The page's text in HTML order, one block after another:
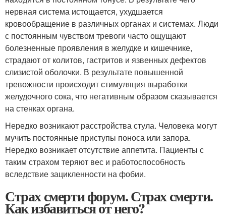
нервная система истощается, ухудшается
кровообращение в различных органах и системах. Люди
с постоянным чувством тревоги часто ощущают
болезненные проявления в желудке и кишечнике,
страдают от колитов, гастритов и язвенных дефектов
слизистой оболочки. В результате повышенной
тревожности происходит стимуляция выработки
желудочного сока, что негативным образом сказывается
на стенках органа.
Нередко возникают расстройства стула. Человека могут
мучить постоянные приступы поноса или запора.
Нередко возникает отсутствие аппетита. Пациенты с
таким страхом теряют вес и работоспособность
вследствие зацикленности на фобии.
Страх смерти форум. Страх смерти.
Как избавиться от него?